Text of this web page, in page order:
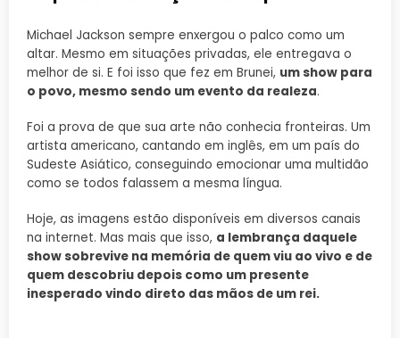
Michael Jackson sempre enxergou o palco como um
altar. Mesmo em situações privadas, ele entregava o
melhor de si. E foi isso que fez em Brunei, um show para
o povo, mesmo sendo um evento da realeza.
Foi a prova de que sua arte não conhecia fronteiras. Um
artista americano, cantando em inglês, em um país do
Sudeste Asiático, conseguindo emocionar uma multidão
como se todos falassem a mesma língua.
Hoje, as imagens estão disponíveis em diversos canais
na internet. Mas mais que isso, a lembrança daquele
show sobrevive na memória de quem viu ao vivo e de
quem descobriu depois como um presente
inesperado vindo direto das mãos de um rei.